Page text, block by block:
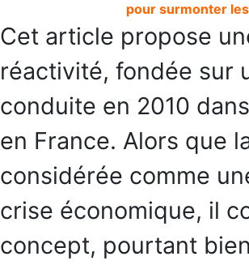
pour surmonter
Cet article propose
réactivité, fondée sur
conduite en 2010
en France. Alors que
considérée comme
crise économique, il
concept, pourtant